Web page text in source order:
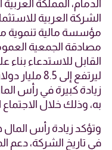
الدمام، المملكة العربية
الشركة العربية
مؤسسة مالية تنموية
مصادقة الجمعية
القابل للاستدعاء
ليرتفع إلى
زيادة كبيرة في رأس
به، وذلك خلال
وتؤكد زيادة رأس المال
في تاريخ الشركة، دعم